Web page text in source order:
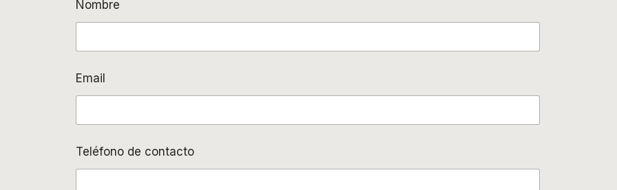
Nombre
Email
Teléfono de contacto